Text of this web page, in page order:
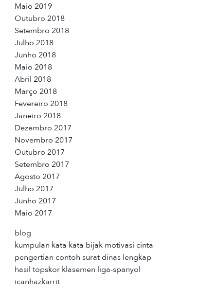
Maio 2019
Outubro 2018
Setembro 2018
Julho 2018
Junho 2018
Maio 2018
Abril 2018
Março 2018
Fevereiro 2018
Janeiro 2018
Dezembro 2017
Novembro 2017
Outubro 2017
Setembro 2017
Agosto 2017
Julho 2017
Junho 2017
Maio 2017
blog
kumpulan kata kata bijak motivasi cinta
pengertian contoh surat dinas lengkap
hasil topskor klasemen liga-spanyol
icanhazkarrit